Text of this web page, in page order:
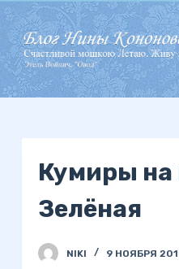
П
е
р
е
й
Кумиры на
Зелёная
NIKI 9 НОЯБРЯ